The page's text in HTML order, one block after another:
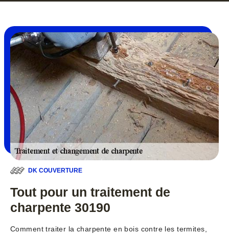
DK COUVERTURE
Tout pour un traitement de
charpente 30190
Comment traiter la charpente en bois contre les termites,